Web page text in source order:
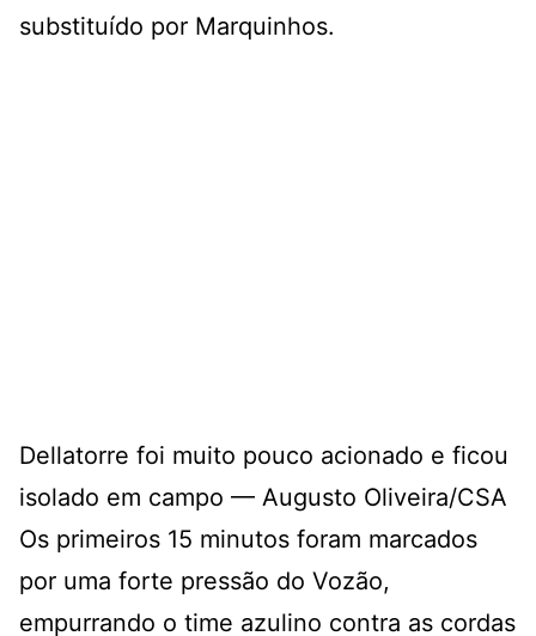
substituído por Marquinhos.
Dellatorre foi muito pouco acionado e ficou
isolado em campo — Augusto Oliveira/CSA
Os primeiros 15 minutos foram marcados
por uma forte pressão do Vozão,
empurrando o time azulino contra as cordas